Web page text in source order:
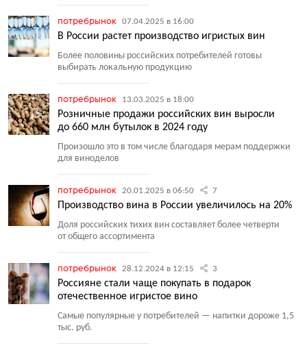
потребрынок 07.04.2025 в 16:00
В России растет производство игристых вин
Более половины российских потребителей готовы
выбирать локальную продукцию
потребрынок 13.03.2025 в 18:00
Розничные продажи российских вин выросли
до 660 млн бутылок в 2024 году
Произошло это в том числе благодаря мерам поддержки
для виноделов
потребрынок 20.01.2025 в 06:50 7
Производство вина в России увеличилось на 20%
Доля российских тихих вин составляет более четверти
от общего ассортимента
потребрынок 28.12.2024 в 12:15 3
Россияне стали чаще покупать в подарок
отечественное игристое вино
Самые популярные у потребителей — напитки дороже 1,5
тыс. руб.